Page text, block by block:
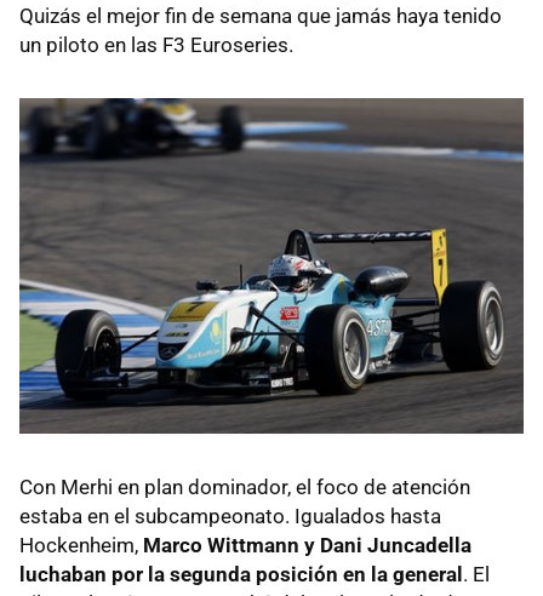
Quizás el mejor fin de semana que jamás haya tenido
un piloto en las F3 Euroseries.
Con Merhi en plan dominador, el foco de atención
estaba en el subcampeonato. Igualados hasta
Hockenheim, Marco Wittmann y Dani Juncadella
luchaban por la segunda posición en la general. El